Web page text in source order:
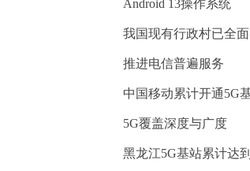
Android 13操作系统
我国现有行政村已全
推进电信普遍服务
中国移动累计开通5G
5G覆盖深度与广度
黑龙江5G基站累计达